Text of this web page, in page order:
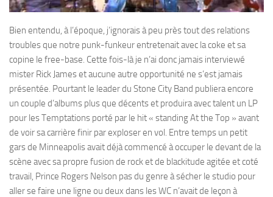
Bien entendu, à l’époque, j’ignorais à peu près tout des relations
troubles que notre punk-funkeur entretenait avec la coke et sa
copine le free-base. Cette fois-là je n’ai donc jamais interviewé
mister Rick James et aucune autre opportunité ne s’est jamais
présentée. Pourtant le leader du Stone City Band publiera encore
un couple d’albums plus que décents et produira avec talent un LP
pour les Temptations porté par le hit « standing At the Top » avant
de voir sa carrière finir par exploser en vol. Entre temps un petit
gars de Minneapolis avait déjà commencé à occuper le devant de la
scène avec sa propre fusion de rock et de blackitude agitée et coté
travail, Prince Rogers Nelson pas du genre à sécher le studio pour
aller se faire une ligne ou deux dans les WC n’avait de leçon à